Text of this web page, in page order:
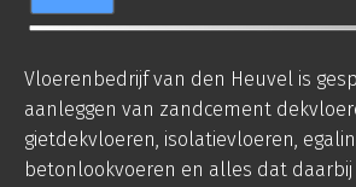
Vloerenbedrijf van den Heuvel is
aanleggen van zandcement
gietdekvloeren, isolatievloeren,
betonlookvoeren en alles dat daarbij